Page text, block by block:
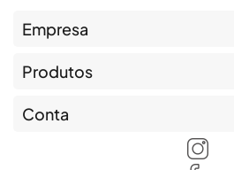
Empresa
Produtos
Conta